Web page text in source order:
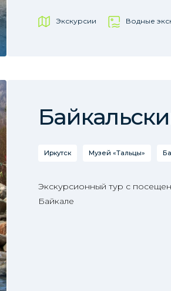
Экскурсии Водные
Иркутск Музей «Тальцы»
Экскурсионный тур с
Байкале